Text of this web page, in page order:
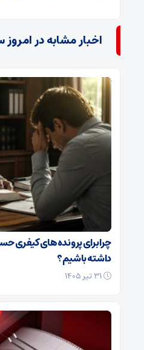
اخبار مشابه در امروز
چرا برای پرونده‌های کیفری
داشته باشیم؟